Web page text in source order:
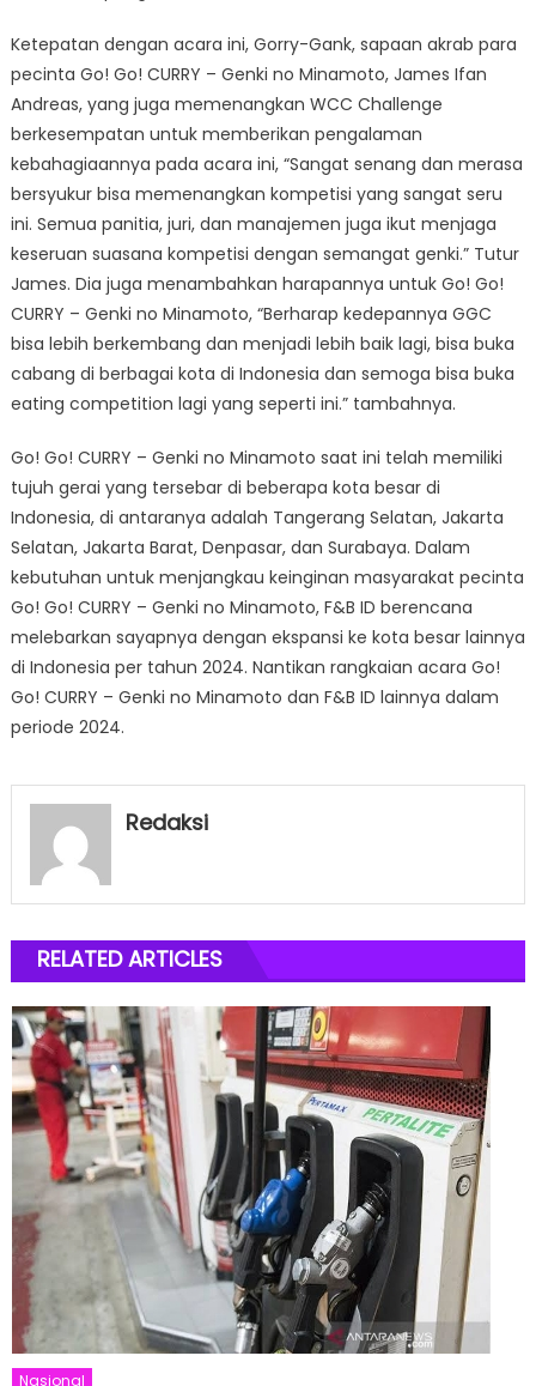
Ketepatan dengan acara ini, Gorry-Gank, sapaan akrab para
pecinta Go! Go! CURRY – Genki no Minamoto, James Ifan
Andreas, yang juga memenangkan WCC Challenge
berkesempatan untuk memberikan pengalaman
kebahagiaannya pada acara ini, “Sangat senang dan merasa
bersyukur bisa memenangkan kompetisi yang sangat seru
ini. Semua panitia, juri, dan manajemen juga ikut menjaga
keseruan suasana kompetisi dengan semangat genki.” Tutur
James. Dia juga menambahkan harapannya untuk Go! Go!
CURRY – Genki no Minamoto, “Berharap kedepannya GGC
bisa lebih berkembang dan menjadi lebih baik lagi, bisa buka
cabang di berbagai kota di Indonesia dan semoga bisa buka
eating competition lagi yang seperti ini.” tambahnya.
Go! Go! CURRY – Genki no Minamoto saat ini telah memiliki
tujuh gerai yang tersebar di beberapa kota besar di
Indonesia, di antaranya adalah Tangerang Selatan, Jakarta
Selatan, Jakarta Barat, Denpasar, dan Surabaya. Dalam
kebutuhan untuk menjangkau keinginan masyarakat pecinta
Go! Go! CURRY – Genki no Minamoto, F&B ID berencana
melebarkan sayapnya dengan ekspansi ke kota besar lainnya
di Indonesia per tahun 2024. Nantikan rangkaian acara Go!
Go! CURRY – Genki no Minamoto dan F&B ID lainnya dalam
periode 2024.
Redaksi
RELATED ARTICLES
Nasional